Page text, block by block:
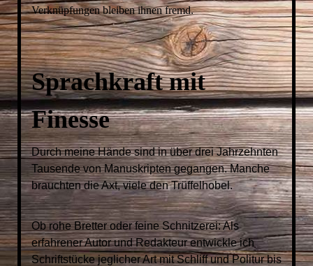
Verknüpfungen bleiben ihnen fremd.
Sprachkraft mit
Finesse
Durch meine Hände sind in über drei Jahrzehnten
Tausende von Manuskripten gegangen. Manche
brauchten die Axt, viele den Trüffelhobel.
Ob rohe Bretter oder feine Schnitzerei: Als
erfahrener Autor und Redakteur entwickle ich
Schriftstücke jeglicher Art mit Schliff und Politur bis